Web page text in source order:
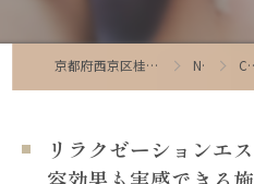
京都府西京区桂のエステならeclat beauty salon NEWS COLUMN
リラクゼーションエ